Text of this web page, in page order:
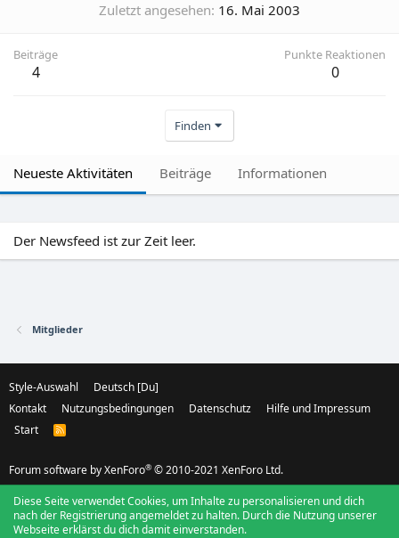
Zuletzt angesehen 16. Mai 2003
Beiträge
4
Punkte Reaktionen
0
Finden
Neueste Aktivitäten Beiträge Informationen
Der Newsfeed ist zur Zeit leer.
Mitglieder
Style-Auswahl
Deutsch [Du]
Kontakt
Nutzungsbedingungen Datenschutz
Hilfe und Impressum
Start
R
S
Forum software by XenForo® © 2010-2021 XenForo Ltd.
Diese Seite verwendet Cookies, um Inhalte zu personalisieren und dich
nach der Registrierung angemeldet zu halten. Durch die Nutzung unserer
Webseite erklärst du dich damit einverstanden.